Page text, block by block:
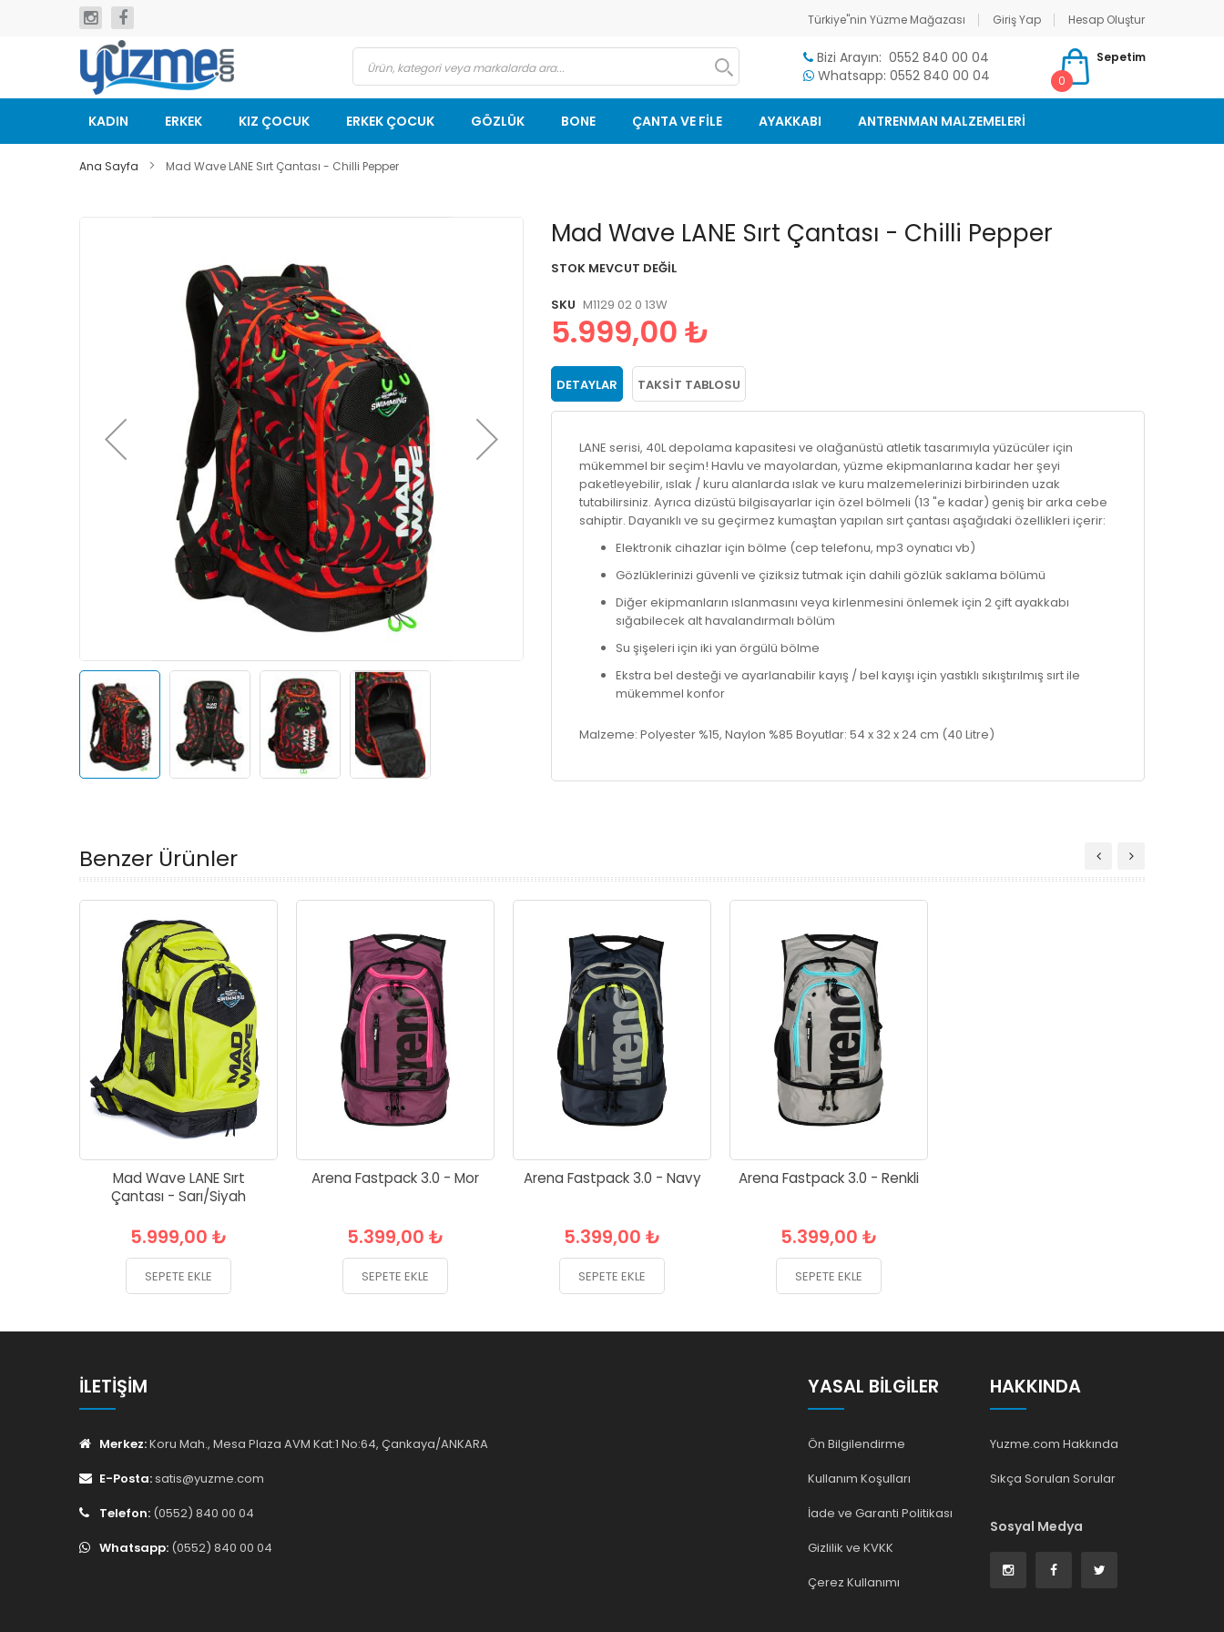
Türkiye"nin Yüzme Mağazası Giriş Yap
Hesap Oluştur
geç
Bizi Arayın: 0552 840 00 04
Whatsapp: 0552 840 00 04
Sepetim
0
KADIN ERKEK KIZ ÇOCUK ERKEK ÇOCUK GÖZLÜK BONE ÇANTA VE FİLE AYAKKABI ANTRENMAN MALZEMELERİ
Ana Sayfa Mad Wave LANE Sırt Çantası - Chilli Pepper
Mad Wave LANE Sırt Çantası - Chilli Pepper
STOK MEVCUT DEĞIL
SKU M1129 02 0 13W
5.999,00 ₺
DETAYLAR TAKSIT TABLOSU
LANE serisi, 40L depolama kapasitesi ve olağanüstü atletik tasarımıyla yüzücüler için
mükemmel bir seçim! Havlu ve mayolardan, yüzme ekipmanlarına kadar her şeyi
paketleyebilir, ıslak / kuru alanlarda ıslak ve kuru malzemelerinizi birbirinden uzak
tutabilirsiniz. Ayrıca dizüstü bilgisayarlar için özel bölmeli (13 "e kadar) geniş bir arka cebe
sahiptir. Dayanıklı ve su geçirmez kumaştan yapılan sırt çantası aşağıdaki özellikleri içerir:
Elektronik cihazlar için bölme (cep telefonu, mp3 oynatıcı vb)
Gözlüklerinizi güvenli ve çiziksiz tutmak için dahili gözlük saklama bölümü
Diğer ekipmanların ıslanmasını veya kirlenmesini önlemek için 2 çift ayakkabı
sığabilecek alt havalandırmalı bölüm
Su şişeleri için iki yan örgülü bölme
Ekstra bel desteği ve ayarlanabilir kayış / bel kayışı için yastıklı sıkıştırılmış sırt ile
mükemmel konfor
Malzeme: Polyester %15, Naylon %85 Boyutlar: 54 x 32 x 24 cm (40 Litre)
Resim
galerisinin
başlangıcına
Benzer Ürünler
Mad Wave LANE Sırt
Çantası - Sarı/Siyah
5.999,00 ₺
SEPETE EKLE
Arena Fastpack 3.0 - Mor
5.399,00 ₺
SEPETE EKLE
Arena Fastpack 3.0 - Navy
5.399,00 ₺
SEPETE EKLE
Arena Fastpack 3.0 - Renkli
5.399,00 ₺
SEPETE EKLE
İLETIŞIM
Merkez:Koru Mah., Mesa Plaza AVM Kat:1 No:64, Çankaya/ANKARA
E-Posta:satis@yuzme.com
Telefon: (0552) 840 00 04
Whatsapp: (0552) 840 00 04
YASAL BILGILER
Ön Bilgilendirme
Kullanım Koşulları
İade ve Garanti Politikası
Gizlilik ve KVKK
Çerez Kullanımı
HAKKINDA
Yuzme.com Hakkında
Sıkça Sorulan Sorular
Sosyal Medya